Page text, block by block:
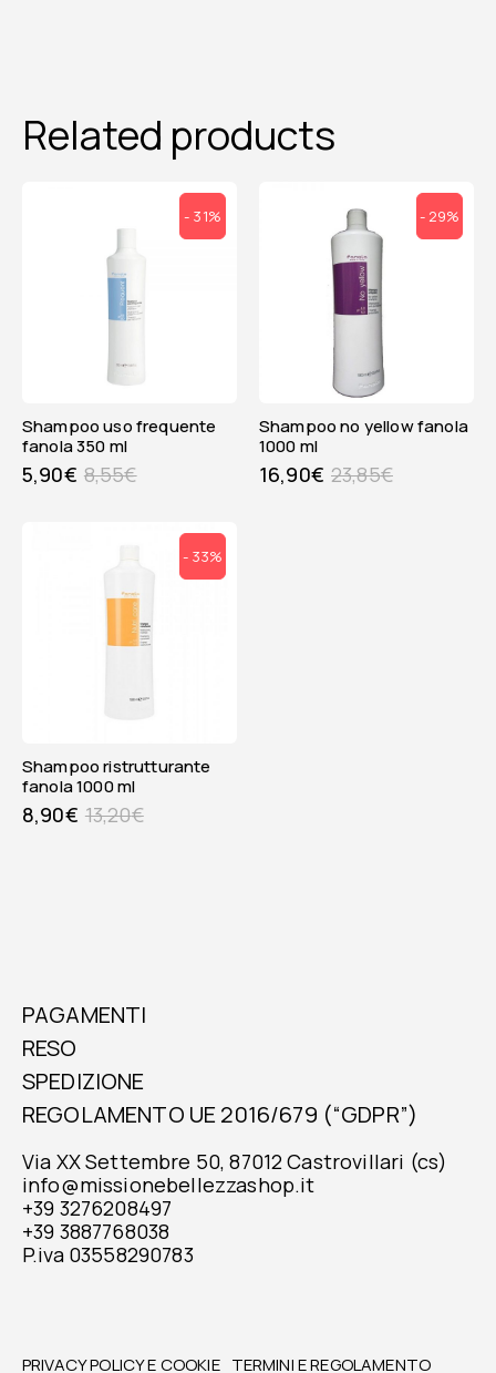
Related products
- 31%
shampoo uso frequente
fanola 350 ml
8,55€
5,90€
- 29%
shampoo no yellow fanola
1000 ml
23,85€
16,90€
- 33%
shampoo ristrutturante
fanola 1000 ml
13,20€
8,90€
PAGAMENTI
RESO
SPEDIZIONE
REGOLAMENTO UE 2016/679 (“GDPR”)
Via XX Settembre 50, 87012 Castrovillari (cs)
info@missionebellezzashop.it
+39 3276208497
+39 3887768038
P.iva 03558290783
PRIVACY POLICY E COOKIE TERMINI E REGOLAMENTO